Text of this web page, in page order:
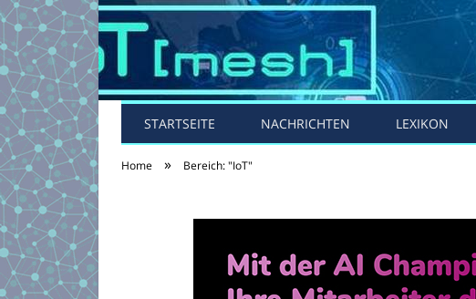
STARTSEITE NACHRICHTEN LEXIKON
Home » Bereich: "IoT"